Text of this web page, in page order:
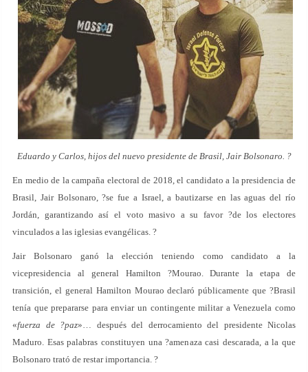
Eduardo y Carlos, hijos del nuevo presidente de Brasil, Jair Bolsonaro. ?
En medio de la campaña electoral de 2018, el candidato a la presidencia de
Brasil, Jair Bolsonaro, ?se fue a Israel, a bautizarse en las aguas del río
Jordán, garantizando así el voto masivo a su favor ?de los electores
vinculados a las iglesias evangélicas. ?
Jair Bolsonaro ganó la elección teniendo como candidato a la
vicepresidencia al general Hamilton ?Mourao. Durante la etapa de
transición, el general Hamilton Mourao declaró públicamente que ?Brasil
tenía que prepararse para enviar un contingente militar a Venezuela como
«fuerza de ?paz»… después del derrocamiento del presidente Nicolas
Maduro. Esas palabras constituyen una ?amenaza casi descarada, a la que
Bolsonaro trató de restar importancia. ?